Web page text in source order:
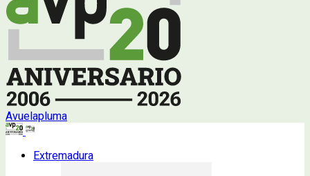
Avuelapluma
Extremadura